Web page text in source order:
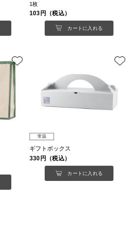
1枚
103円（税込）
カートに入れる
常温
ギフトボックス
330円（税込）
カートに入れる